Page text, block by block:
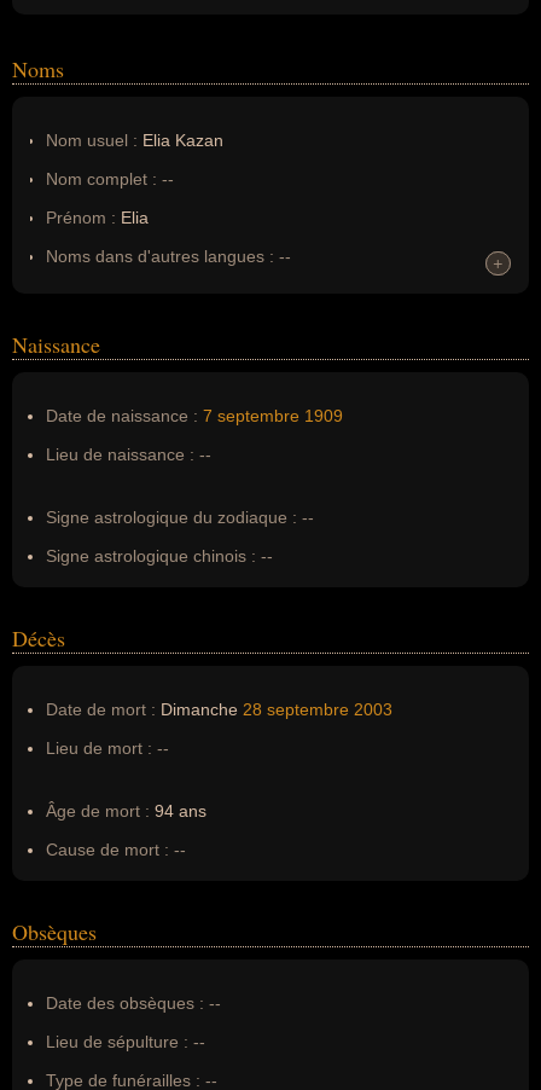
Noms
Nom usuel : Elia Kazan
Nom complet : --
Prénom : Elia
Noms dans d'autres langues : --
Nom de famille :Kazan
+
+
Naissance
Date de naissance : 7 septembre 1909
Lieu de naissance : --
Signe astrologique du zodiaque : --
Signe astrologique chinois : --
Décès
Date de mort : Dimanche 28 septembre 2003
Lieu de mort : --
Âge de mort : 94 ans
Cause de mort : --
Obsèques
Date des obsèques : --
Lieu de sépulture : --
Type de funérailles : --